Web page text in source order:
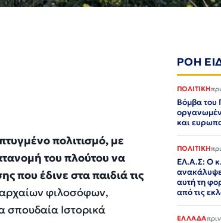
πολιτισμό, με
του πλούτου να
που έδινε στα παιδιά τις
αρχαίων φιλοσόφων,
σπουδαία Ιστορικά
ΡΟΗ
ΠΟΛΙΤΙΚΗ
Βόμβα του
και
ΠΟΛΙΤΙΚΗ
ΕΛ.Α.Σ: Ο
αυτή τη
από τις
ΕΛΛΑΔΑ